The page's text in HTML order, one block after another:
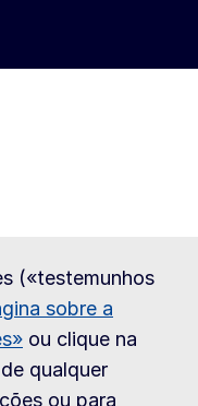
(«testemunhos
sobre a
ou clique na
qualquer
ou para